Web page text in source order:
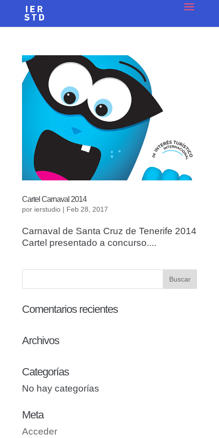
Cartel Carnaval 2014
por ierstudio| Feb 28, 2017
Carnaval de Santa Cruz de Tenerife 2014
Cartel presentado a concurso....
Comentarios recientes
Archivos
Categorías
No hay categorías
Meta
Acceder